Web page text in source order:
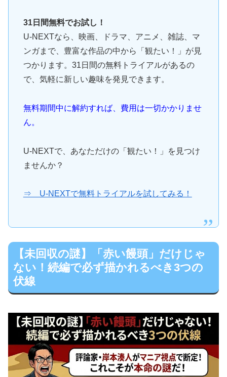
31日間無料でお試し！
U-NEXTなら、映画、ドラマ、アニメ、雑誌、マ
ンガまで、豊富な作品の中から「観たい！」が見
つかります。31日間の無料トライアルがあるの
で、気軽に新しい趣味を発見できます。
無料期間中に解約すれば、費用は一切かかりませ
ん。
U-NEXTで、あなただけの「観たい！」を見つけ
ませんか？
⇒ U-NEXTで無料トライアルを試してみる！
【未回収の謎】「赤い饅頭」だけじゃ
ない！続編で必ず描かれるべき3つの
伏線